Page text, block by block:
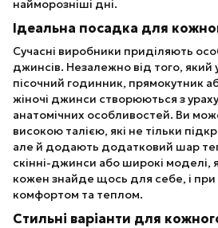
найморозніші дні.
Ідеальна посадка для
Сучасні виробники приділяють
джинсів. Незалежно від того, який
пісочний годинник, прямокутник
жіночі джинси створюються з
анатомічних особливостей. Ви
високою талією, які не тільки
але й додають додатковий шар
скінні-джинси або широкі
кожен знайде щось для себе, і
комфортом та теплом.
Стильні варіанти для